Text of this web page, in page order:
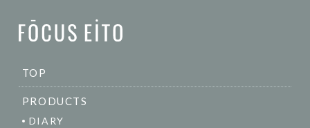
TOP
PRODUCTS
DIARY